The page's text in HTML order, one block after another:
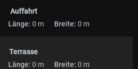
Auffahrt
Länge: 0 m Breite: 0 m
Terrasse
Länge: 0 m Breite: 0 m